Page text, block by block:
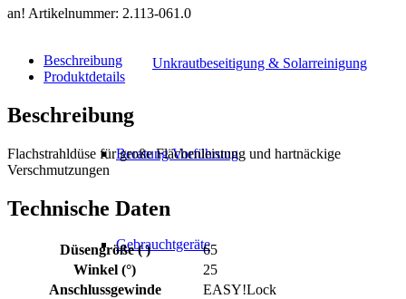
Unkrautbeseitigung & Solarreinigung
Beratung Vorführung
Gebrauchtgeräte
an! Artikelnummer: 2.113-061.0
Beschreibung
Produktdetails
Beschreibung
Flachstrahldüse für große Flächenleistung und hartnäckige
Verschmutzungen
Technische Daten
Düsengröße ( )
65
Winkel (°)
25
Anschlussgewinde
EASY!Lock